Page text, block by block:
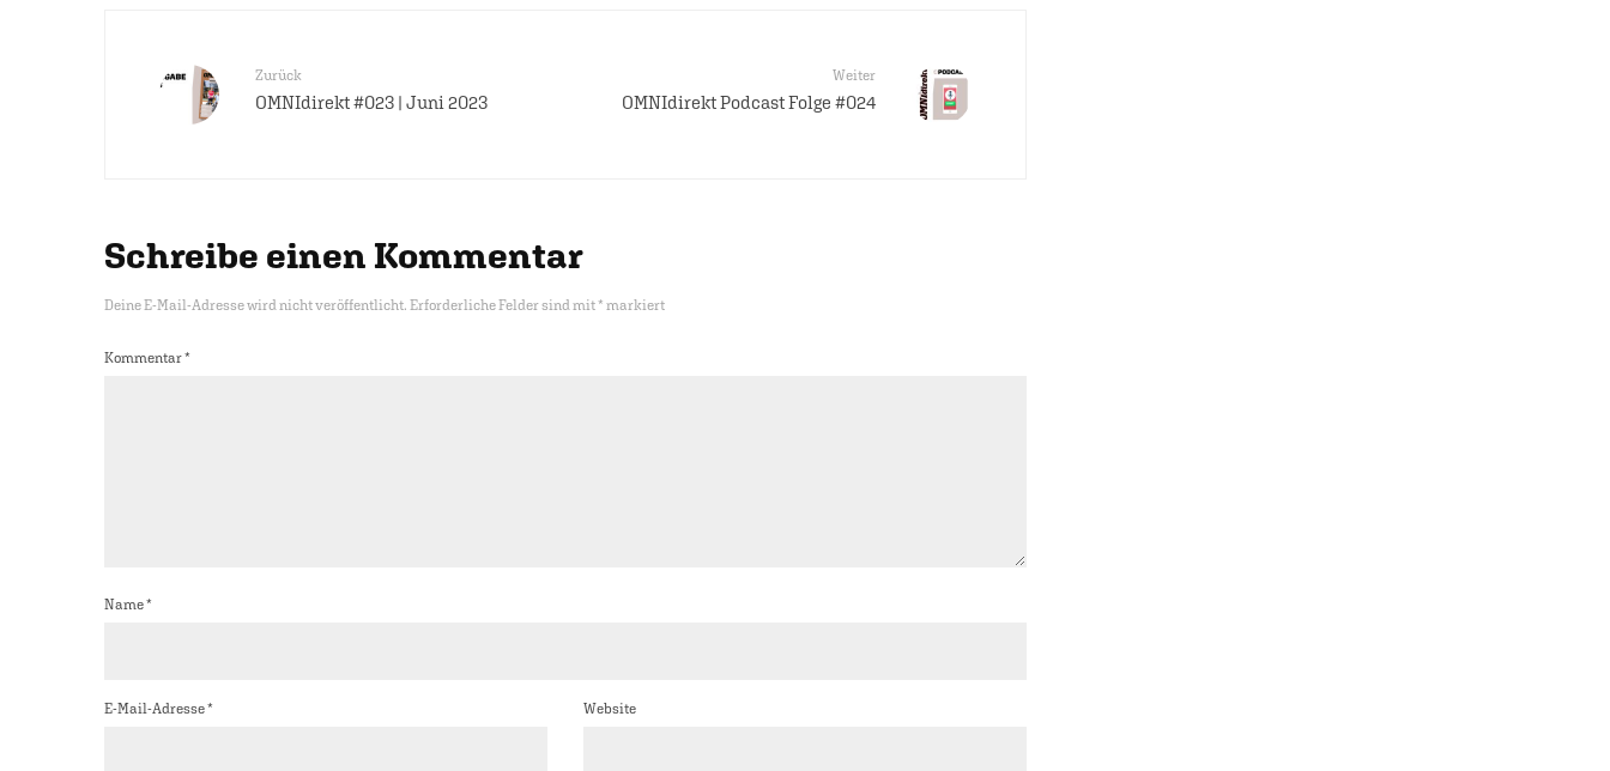
Zurück
OMNIdirekt #023 | Juni 2023
Weiter
OMNIdirekt Podcast Folge #024
Schreibe einen Kommentar
Deine E-Mail-Adresse wird nicht veröffentlicht. Erforderliche Felder sind mit* markiert
Kommentar*
Name*
E-Mail-Adresse* Website